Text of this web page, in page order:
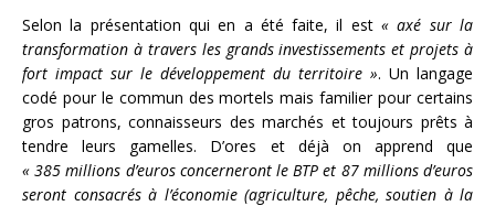
Selon la présentation qui en a été faite, il est« axé sur la
transformation à travers les grands investissements et projets à
fort impact sur le développement du territoire ». Un langage
codé pour le commun des mortels mais familier pour certains
gros patrons, connaisseurs des marchés et toujours prêts à
tendre leurs gamelles. D’ores et déjà on apprend que
« 385 millions d’euros concerneront le BTP et 87 millions d’euros
seront consacrés à l’économie (agriculture, pêche, soutien à la